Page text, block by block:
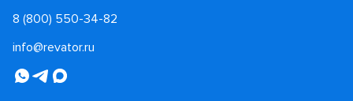
8 (800) 550-34-82
info@revator.ru